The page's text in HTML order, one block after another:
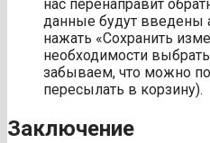
нас перенаправит
данные будут введены
нажать «Сохранить
необходимости
забываем, что можно
пересылать в корзину).
Заключение